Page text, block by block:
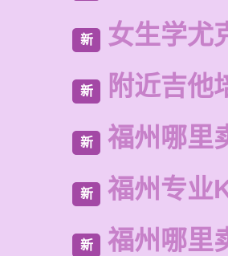
新 女生学尤
新 附近吉他
新 福州哪里
新 福州专业
新 福州哪里